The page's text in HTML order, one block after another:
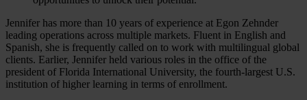
Jennifer has more than 10 years of experience at Egon Zehnder
leading operations across multiple markets. Fluent in English and
Spanish, she is frequently called on to work with multilingual global
clients. Earlier, Jennifer held various roles in the office of the
president of Florida International University, the fourth-largest U.S.
institution of higher learning in terms of enrollment.